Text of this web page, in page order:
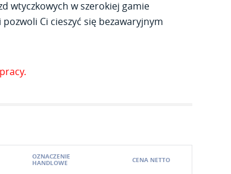
wtyczkowych w szerokiej gamie
Ci cieszyć się bezawaryjnym
OZNACZENIE
HANDLOWE CENA NETTO